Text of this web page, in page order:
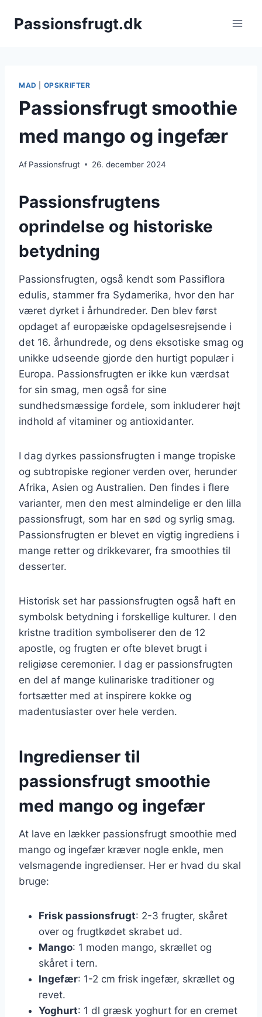
Passionsfrugt.dk
MAD OPSKRIFTER
Passionsfrugt smoothie
med mango og ingefær
Af Passionsfrugt 26. december 2024
Passionsfrugtens
oprindelse og historiske
betydning
Passionsfrugten, også kendt som Passiflora
edulis, stammer fra Sydamerika, hvor den har
været dyrket i århundreder. Den blev først
opdaget af europæiske opdagelsesrejsende i
det 16. århundrede, og dens eksotiske smag og
unikke udseende gjorde den hurtigt populær i
Europa. Passionsfrugten er ikke kun værdsat
for sin smag, men også for sine
sundhedsmæssige fordele, som inkluderer højt
indhold af vitaminer og antioxidanter.
I dag dyrkes passionsfrugten i mange tropiske
og subtropiske regioner verden over, herunder
Afrika, Asien og Australien. Den findes i flere
varianter, men den mest almindelige er den lilla
passionsfrugt, som har en sød og syrlig smag.
Passionsfrugten er blevet en vigtig ingrediens i
mange retter og drikkevarer, fra smoothies til
desserter.
Historisk set har passionsfrugten også haft en
symbolsk betydning i forskellige kulturer. I den
kristne tradition symboliserer den de 12
apostle, og frugten er ofte blevet brugt i
religiøse ceremonier. I dag er passionsfrugten
en del af mange kulinariske traditioner og
fortsætter med at inspirere kokke og
madentusiaster over hele verden.
Ingredienser til
passionsfrugt smoothie
med mango og ingefær
At lave en lækker passionsfrugt smoothie med
mango og ingefær kræver nogle enkle, men
velsmagende ingredienser. Her er hvad du skal
bruge:
Frisk passionsfrugt: 2-3 frugter, skåret
over og frugtkødet skrabet ud.
Mango: 1 moden mango, skrællet og
skåret i tern.
Ingefær: 1-2 cm frisk ingefær, skrællet og
revet.
Yoghurt: 1 dl græsk yoghurt for en cremet